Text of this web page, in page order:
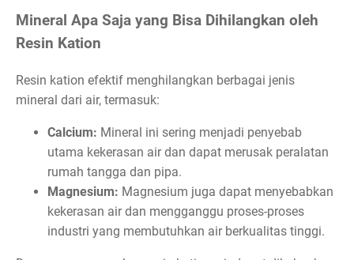
Mineral Apa Saja yang Bisa Dihilangkan oleh
Resin Kation
Resin kation efektif menghilangkan berbagai jenis
mineral dari air, termasuk:
Calcium: Mineral ini sering menjadi penyebab
utama kekerasan air dan dapat merusak peralatan
rumah tangga dan pipa.
Magnesium: Magnesium juga dapat menyebabkan
kekerasan air dan mengganggu proses-proses
industri yang membutuhkan air berkualitas tinggi.